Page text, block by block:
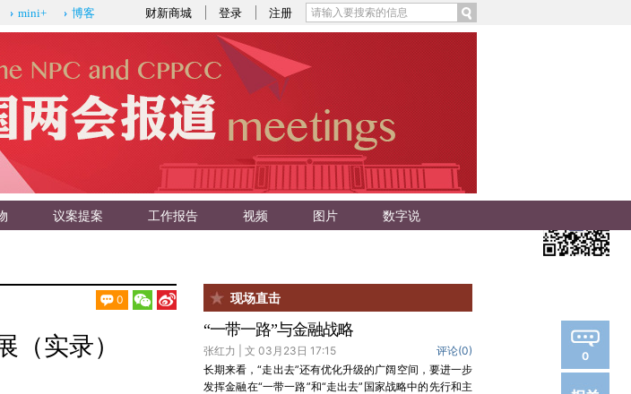
财新商城 登录 注册
mini+ 博客
议案提案 工作报告 视频 图片 数字说
0
0
（实录）
现场直击
“一带一路”与金融战略
评论(0)
张红力 | 文 03月23日 17:15
长期来看，“走出去”还有优化升级的广阔空间，要进一步
发挥金融在“一带一路”和“走出去”国家战略中的先行和主